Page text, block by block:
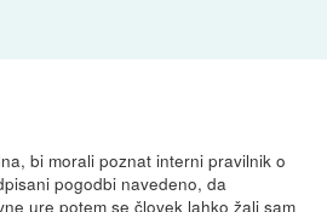
bi morali poznat interni pravilnik o
pogodbi navedeno, da
ure potem se človek lahko žali sam